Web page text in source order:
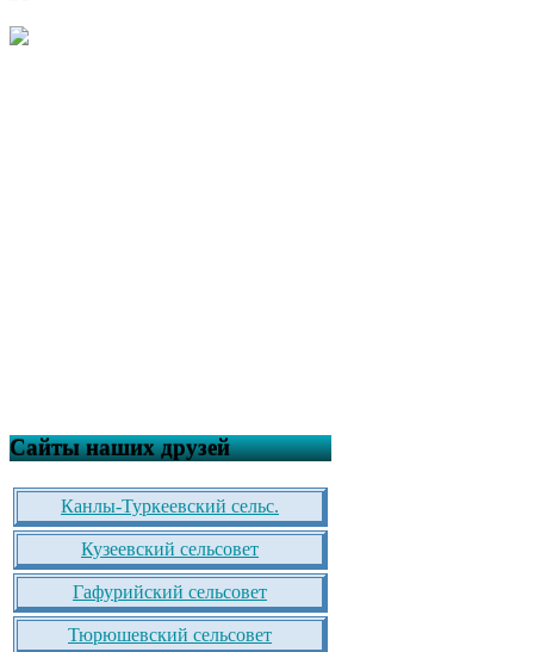
Сайты наших друзей
Канлы-Туркеевский сельс.
Кузеевский сельсовет
Гафурийский сельсовет
Тюрюшевский сельсовет